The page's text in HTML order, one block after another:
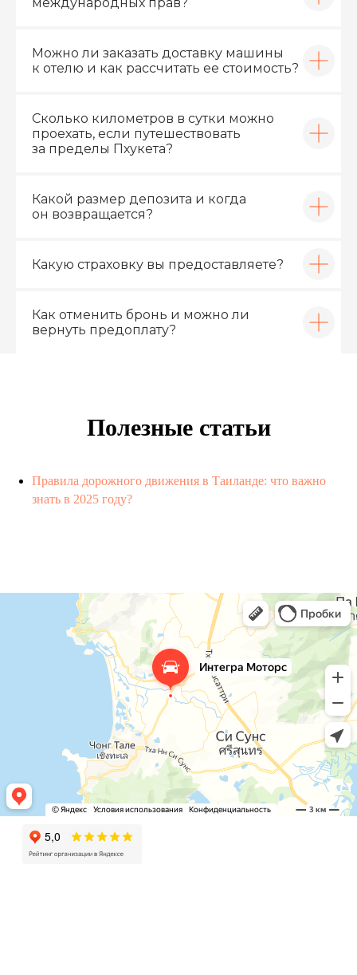
Можно ли заказать доставку машины
к отелю и как рассчитать ее стоимость?
Сколько километров в сутки можно
проехать, если путешествовать
за пределы Пхукета?
Какой размер депозита и когда
он возвращается?
Какую страховку вы предоставляете?
Как отменить бронь и можно ли
вернуть предоплату?
Полезные статьи
Правила дорожного движения в Таиланде: что важно
знать в 2025 году?